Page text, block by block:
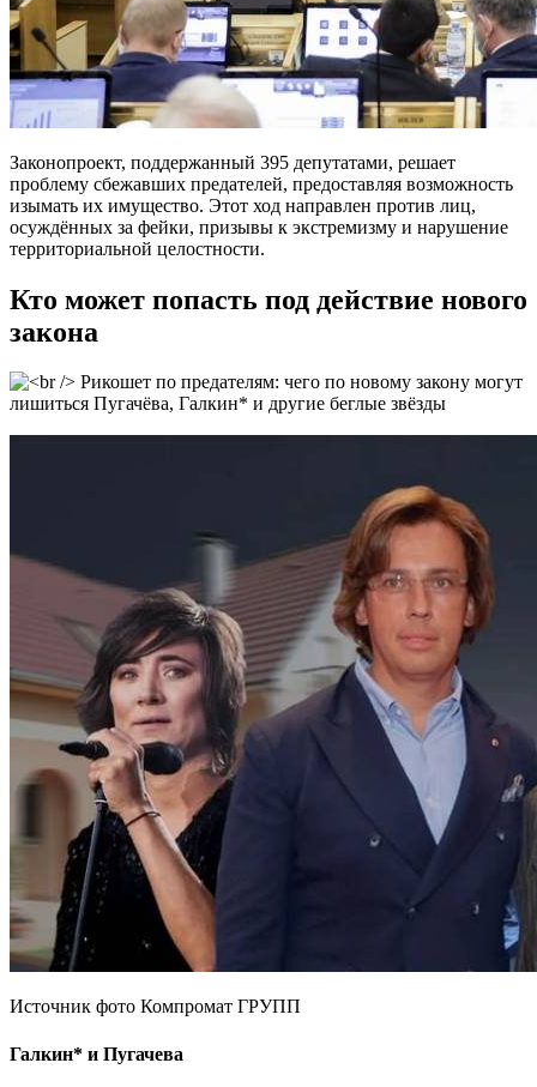
Законопроект, поддержанный 395 депутатами, решает
проблему сбежавших предателей, предоставляя возможность
изымать их имущество. Этот ход направлен против лиц,
осуждённых за фейки, призывы к экстремизму и нарушение
территориальной целостности.
Кто может попасть под действие нового
закона
Источник фото Компромат ГРУПП
Галкин* и Пугачева